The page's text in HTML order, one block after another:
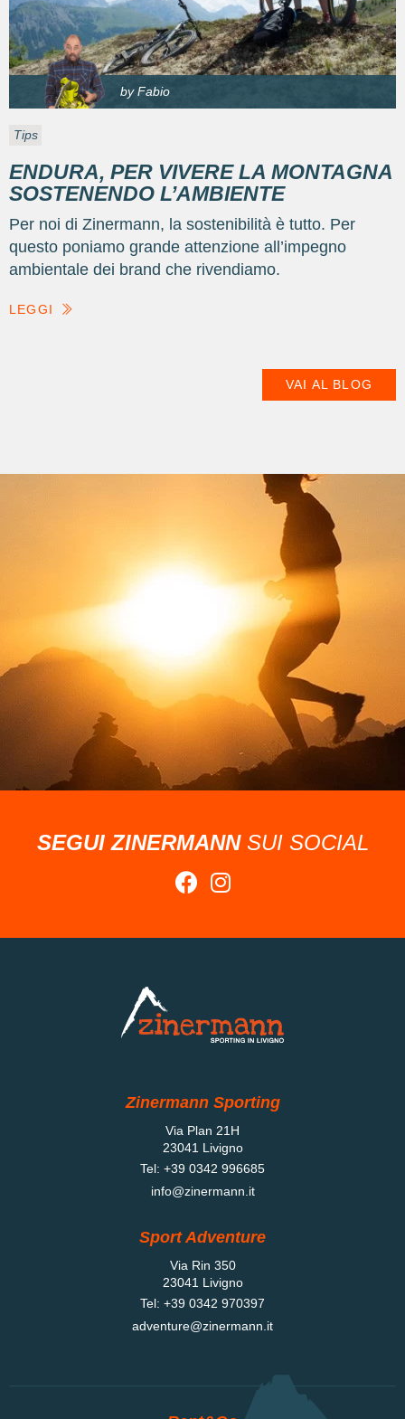
by Fabio
Tips
ENDURA, PER VIVERE LA MONTAGNA
SOSTENENDO L’AMBIENTE
Per noi di Zinermann, la sostenibilità è tutto. Per
questo poniamo grande attenzione all’impegno
ambientale dei brand che rivendiamo.
LEGGI
VAI AL BLOG
SEGUI ZINERMANN SUI SOCIAL
Zinermann Sporting
Via Plan 21H
23041 Livigno
Tel: +39 0342 996685
info@zinermann.it
Sport Adventure
Via Rin 350
23041 Livigno
Tel: +39 0342 970397
adventure@zinermann.it